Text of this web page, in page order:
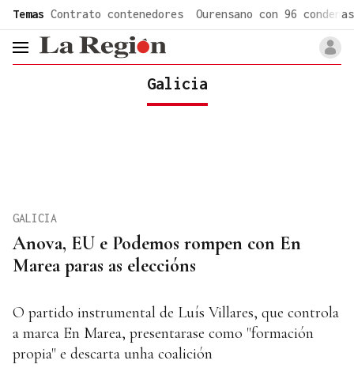
Temas Contrato contenedores Ourensano con 96 condenas
header.menu.open
Galicia
Anova, EU e Podemos rompen con En
Marea paras as eleccións
GALICIA
O partido instrumental de Luís Villares, que controla
a marca En Marea, presentarase como "formación
propia" e descarta unha coalición